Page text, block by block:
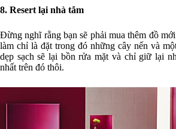
8. Resert lại nhà tắm
Đừng nghĩ rằng bạn sẽ phải mua thêm đồ
làm chỉ là đặt trong đó những cây nến và
dẹp sạch sẽ lại bồn rửa mặt và chỉ giữ lại
nhất trên đó thôi.